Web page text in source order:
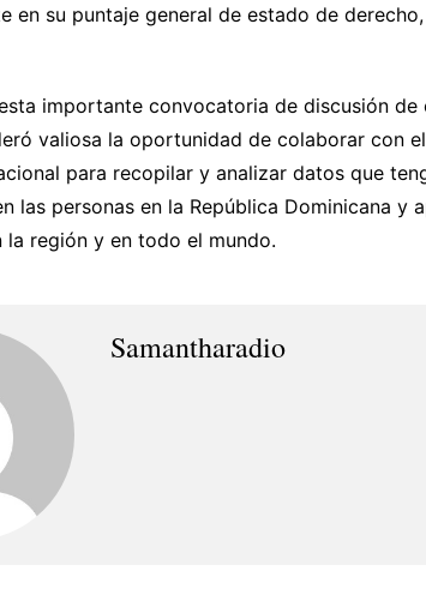
en su puntaje general de estado de
importante convocatoria de discusión
valiosa la oportunidad de colaborar con
para recopilar y analizar datos que
las personas en la República Dominicana y
la región y en todo el mundo.
Samantharadio